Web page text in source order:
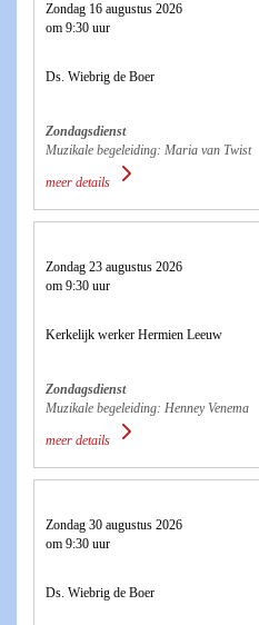
Zondag 16 augustus 2026
om 9:30 uur
Ds. Wiebrig de Boer
Zondagsdienst
Muzikale begeleiding: Maria van Twist
meer details
Zondag 23 augustus 2026
om 9:30 uur
Kerkelijk werker Hermien Leeuw
Zondagsdienst
Muzikale begeleiding: Henney Venema
meer details
Zondag 30 augustus 2026
om 9:30 uur
Ds. Wiebrig de Boer